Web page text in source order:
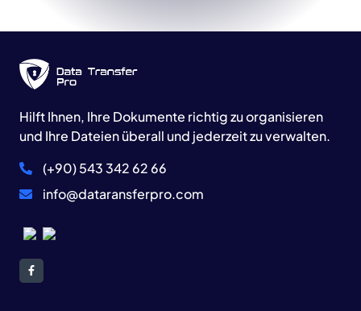
Hilft Ihnen, Ihre Dokumente richtig zu organisieren
und Ihre Dateien überall und jederzeit zu verwalten.
(+90) 543 342 62 66
info@dataransferpro.com